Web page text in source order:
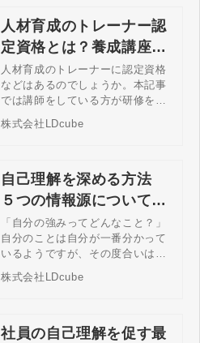
す。コーチング研修の効果的な進
め方とその内容、得られる可能性
を解説します。
人材育成のトレーナー認
定資格とは？養成講座や
養成研修などを紹介
人材育成のトレーナーに認定資格
などはあるのでしょうか。本記事
では講師をしている方が研修を実
について紹介します。研修内で活
株式会社LDcube
自己理解を深める方法
５つの情報源について解
説
「自分の強みってどんなこと？」
自分のことは自分が一番分かって
いるようですが、その度合いは人
によって異なります。自己理解を
深めることは仕事を効果的に進め
の情報源について解説し、自己理
株式会社LDcube
社員の自己理解を促す最